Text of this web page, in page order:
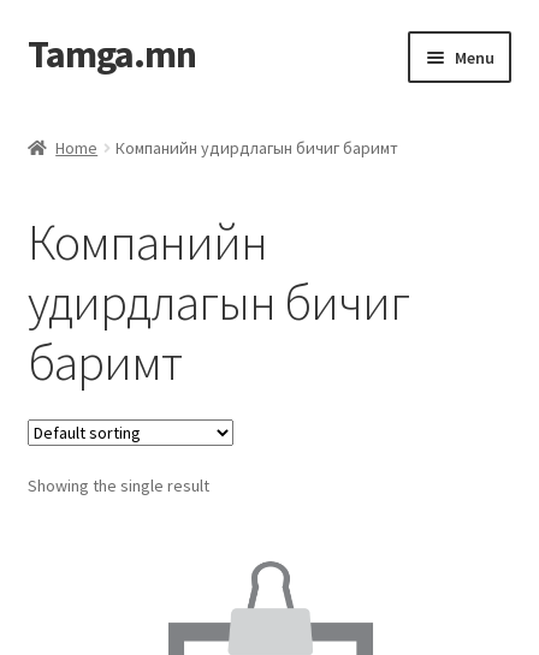
Tamga.mn Menu
Гэрээний загвар
Ажил гүйцэтгэх гэрээ
Дотоод журмын багц
Журмууд​
Компанийн удирдлагын бичиг баримт
Санхүүгийн анхан шатны баримтуудын загвар
Home Компанийн удирдлагын бичиг баримт
Компанийн
удирдлагын бичиг
баримт
Showing the single result